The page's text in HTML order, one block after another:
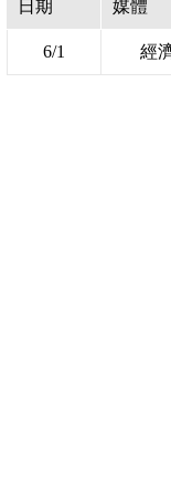
日期 媒體
6/1 經